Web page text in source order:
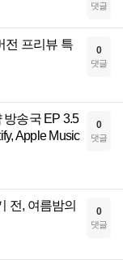
댓글
전 프리뷰 특
0
댓글
송국 EP 3.5
Apple Music
0
댓글
전, 여름밤의
0
댓글